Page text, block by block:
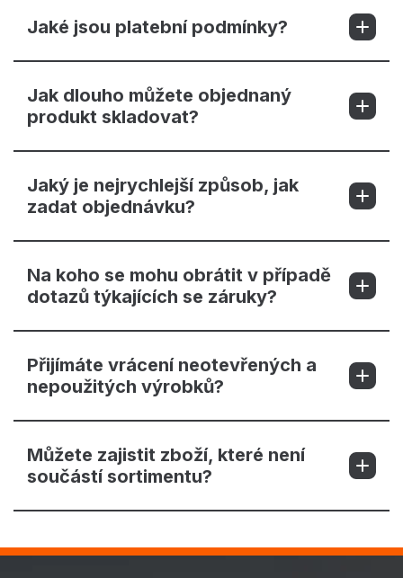
Jaké jsou platební podmínky?
Jak dlouho můžete objednaný
produkt skladovat?
Jaký je nejrychlejší způsob, jak
zadat objednávku?
Na koho se mohu obrátit v případě
dotazů týkajících se záruky?
Přijímáte vrácení neotevřených a
nepoužitých výrobků?
Můžete zajistit zboží, které není
součástí sortimentu?